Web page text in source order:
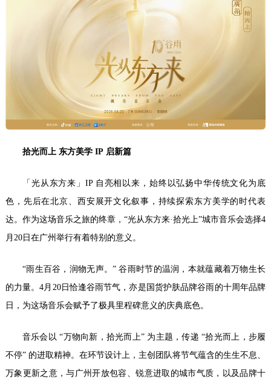
拾光而上 东方美学 IP 启新篇
「光从东方来」IP 自亮相以来，始终以弘扬中华传统文化为底
色，先后在北京、西安展开文化叙事，持续探索东方美学的时代表
达。作为这场音乐之旅的终章，“光从东方来·拾光上”城市音乐会选择4
月20日在广州举行有着特别的意义。
“雨生百谷，润物无声。” 谷雨时节的温润，本就蕴藏着万物生长
的力量。4月20日恰逢谷雨节气，亦是国货护肤品牌谷雨的十周年品牌
日，为这场音乐会赋予了极具里程碑意义的庆典底色。
音乐会以 “万物向新，拾光而上” 为主题，传递 “拾光而上，步履
不停” 的进取精神。在环节设计上，主创团队将节气蕴含的生生不息、
万象更新之意，与广州开放包容、锐意进取的城市气质，以及品牌十